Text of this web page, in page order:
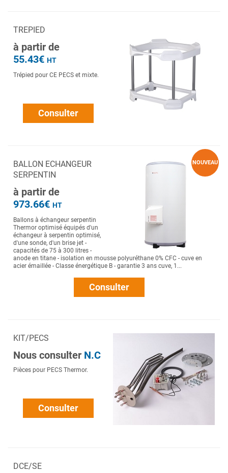
TREPIED
à partir de
55.43€ HT
Trépied pour CE PECS et mixte.
Consulter
NOUVEAU
BALLON ECHANGEUR
SERPENTIN
à partir de
973.66€ HT
Ballons à échangeur serpentin
Thermor optimisé équipés d'un
échangeur à serpentin optimisé,
d'une sonde, d'un brise jet -
capacités de 75 à 300 litres -
anode en titane - isolation en mousse polyuréthane 0% CFC - cuve en
acier émaillée - Classe énergétique B - garantie 3 ans cuve, 1...
Consulter
KIT/PECS
Nous consulter N.C
Pièces pour PECS Thermor.
Consulter
DCE/SE